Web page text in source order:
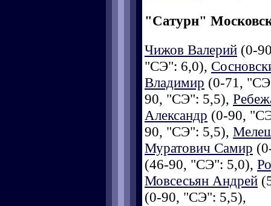
"Сатурн"
Чижов Валерий (0-
"СЭ": 6,0),
Владимир (0-71,
90, "СЭ": 5,5),
Александр (0-90,
90, "СЭ": 5,5),
Муратович Самир
(46-90, "СЭ": 5,0),
Мовсесьян Андрей
(0-90, "СЭ": 5,5),